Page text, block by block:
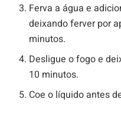
Ferva a água e
deixando ferver por
minutos.
Desligue o fogo e
10 minutos.
Coe o líquido antes